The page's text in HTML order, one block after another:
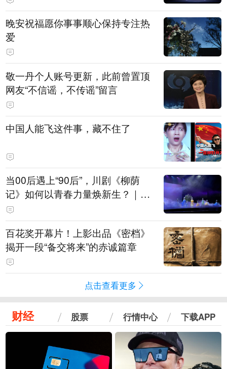
晚安祝福愿你事事顺心保持专注热
爱
敬一丹个人账号更新，此前曾置顶
网友“不信谣，不传谣”留言
中国人能飞这件事，藏不住了
当00后遇上“90后”，川剧《柳荫
记》如何以青春力量焕新生？｜文
化观察
百花奖开幕片！上影出品《密档》
揭开一段“备交将来”的赤诚篇章
点击查看更多
财经 股票 行情中心 下载APP